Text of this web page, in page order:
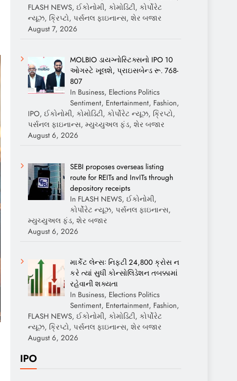
FLASH NEWS, ઈકોનોમી, કોમોડિટી, કોર્પોરેટ
ન્યૂઝ, ક્રિપ્ટો, પર્સનલ ફાઇનાન્સ, શેર બજાર
August 7, 2026
MOLBIO ડાયગ્નોસ્ટિક્સનો IPO 10
ઓગસ્ટે ખૂલશે, પ્રાઇસબેન્ડ રૂ. 768-
807
In Business, Elections Politics
Sentiment, Entertainment, Fashion,
IPO, ઈકોનોમી, કોમોડિટી, કોર્પોરેટ ન્યૂઝ, ક્રિપ્ટો,
પર્સનલ ફાઇનાન્સ, મ્યુચ્યુઅલ ફંડ, શેર બજાર
August 6, 2026
SEBI proposes overseas listing
route for REITs and InvITs through
depository receipts
In FLASH NEWS, ઈકોનોમી,
કોર્પોરેટ ન્યૂઝ, પર્સનલ ફાઇનાન્સ,
મ્યુચ્યુઅલ ફંડ, શેર બજાર
August 6, 2026
માર્કેટ લેન્સઃ નિફ્ટી 24,800 ક્રોસ ન
કરે ત્યાં સુધી કોન્સોલિડેશન તબક્કામાં
રહેવાની શક્યતા
In Business, Elections Politics
Sentiment, Entertainment, Fashion,
FLASH NEWS, ઈકોનોમી, કોમોડિટી, કોર્પોરેટ
ન્યૂઝ, ક્રિપ્ટો, પર્સનલ ફાઇનાન્સ, શેર બજાર
August 6, 2026
IPO